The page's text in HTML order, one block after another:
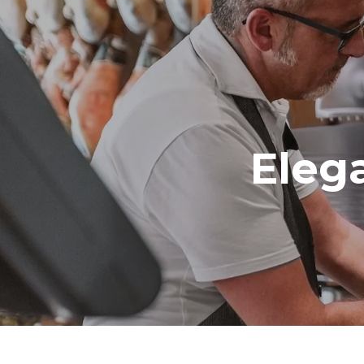
Consumo em kwh e emissões de co2 Consumo em
3,5 kWh/dia